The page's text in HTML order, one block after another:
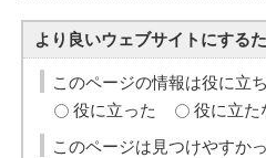
より良いウェブサイトにする
このページの情報は役に立
役に立った
役に立た
このページは見つけやすか